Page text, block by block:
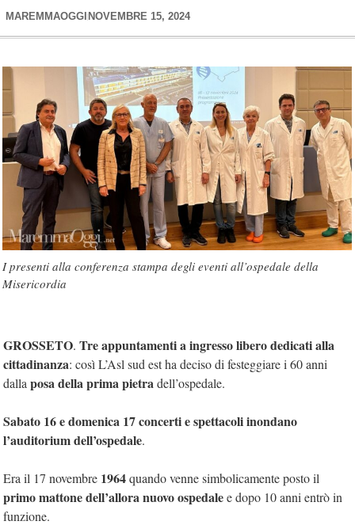
MAREMMAOGGI NOVEMBRE 15, 2024
I presenti alla conferenza stampa degli eventi all’ospedale della
Misericordia
GROSSETO. Tre appuntamenti a ingresso libero dedicati alla
cittadinanza: così L’Asl sud est ha deciso di festeggiare i 60 anni
dalla posa della prima pietradell’ospedale.
Sabato 16 e domenica 17 concerti e spettacoli inondano
l’auditorium dell’ospedale.
Era il 17 novembre 1964quando venne simbolicamente posto il
primo mattone dell’allora nuovo ospedalee dopo 10 anni entrò in
funzione.